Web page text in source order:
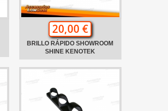
20,00 €
BRILLO RÁPIDO SHOWROOM
SHINE KENOTEK